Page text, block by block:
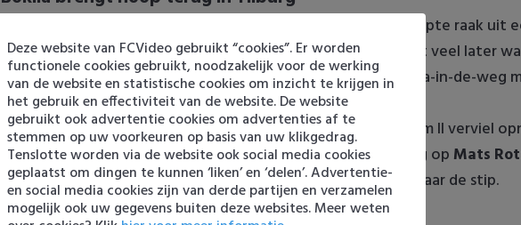
kopte raak uit
Emilio Kehreren bracht de Tilburgers op gelijke hoogte. Niet veel later
dichtbij de 2-1 via Kehrer, maar opnieuw wasDe Keijzer de sta-in-de-weg
fantastische redding.
De hoop op een ommekeer was echter van korte duur. Willem II verviel
fouten, enAmine Lachkarbeging een onnodige overtreding op Mats
strafschopgebied. De scheidsrechter wees zonder aarzelen naar de stip.
Hornkamp beslist het, supporters woest
Deze website van FCVideo gebruikt “cookies”. Er worden
functionele cookies gebruikt, noodzakelijk voor de werking
van de website en statistische cookies om inzicht te krijgen in
het gebruik en effectiviteit van de website. De website
gebruikt ook advertentie cookies om advertenties af te
stemmen op uw voorkeuren op basis van uw klikgedrag.
Tenslotte worden via de website ook social media cookies
geplaatst om dingen te kunnen ‘liken’ en ‘delen’. Advertentie-
en social media cookies zijn van derde partijen en verzamelen
mogelijk ook uw gegevens buiten deze websites. Meer weten